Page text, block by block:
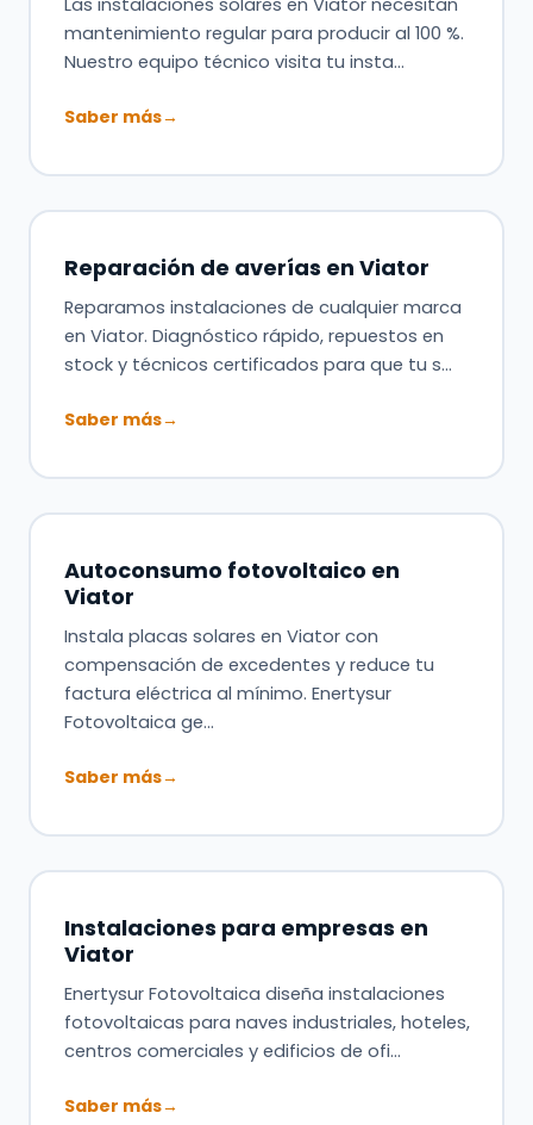
mantenimiento regular para producir al 100 %.
Nuestro equipo técnico visita tu insta…
Saber más→
Reparación de averías en Viator
Reparamos instalaciones de cualquier marca
en Viator. Diagnóstico rápido, repuestos en
stock y técnicos certificados para que tu s…
Saber más→
Autoconsumo fotovoltaico en
Viator
Instala placas solares en Viator con
compensación de excedentes y reduce tu
factura eléctrica al mínimo. Enertysur
Fotovoltaica ge…
Saber más→
Instalaciones para empresas en
Viator
Enertysur Fotovoltaica diseña instalaciones
fotovoltaicas para naves industriales, hoteles,
centros comerciales y edificios de ofi…
Saber más→